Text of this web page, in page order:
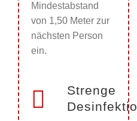
Mindestabstand
von 1,50 Meter zur
nächsten Person
ein.
Strenge